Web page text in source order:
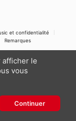
et confidentialité
Remarques
afficher le
vous
Continuer